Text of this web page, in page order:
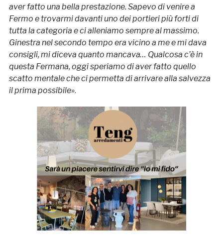
aver fatto una bella prestazione. Sapevo di venire a
Fermo e trovarmi davanti uno dei portieri più forti di
tutta la categoria e ci alleniamo sempre al massimo.
Ginestra nel secondo tempo era vicino a me e mi dava
consigli, mi diceva quanto mancava… Qualcosa c’è in
questa Fermana, oggi speriamo di aver fatto quello
scatto mentale che ci permetta di arrivare alla salvezza
il prima possibile».